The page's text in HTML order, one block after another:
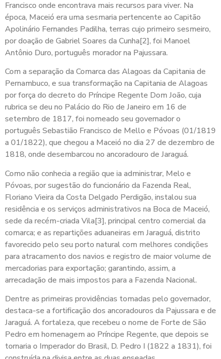
Francisco onde encontrava mais recursos para viver. Na
época, Maceió era uma sesmaria pertencente ao Capitão
Apolinário Fernandes Padilha, terras cujo primeiro sesmeiro,
por doação de Gabriel Soares da Cunha[2], foi Manoel
Antônio Duro, português morador na Pajussara.
Com a separação da Comarca das Alagoas da Capitania de
Pernambuco, e sua transformação na Capitania de Alagoas
por força do decreto do Príncipe Regente Dom João, cuja
rubrica se deu no Palácio do Rio de Janeiro em 16 de
setembro de 1817, foi nomeado seu governador o
português Sebastião Francisco de Mello e Póvoas (01/1819
a 01/1822), que chegou a Maceió no dia 27 de dezembro de
1818, onde desembarcou no ancoradouro de Jaraguá.
Como não conhecia a região que ia administrar, Melo e
Póvoas, por sugestão do funcionário da Fazenda Real,
Floriano Vieira da Costa Delgado Perdigão, instalou sua
residência e os serviços administrativos na Boca de Maceió,
sede da recém-criada Vila[3], principal centro comercial da
comarca; e as repartições aduaneiras em Jaraguá, distrito
favorecido pelo seu porto natural com melhores condições
para atracamento dos navios e registro de maior volume de
mercadorias para exportação; garantindo, assim, a
arrecadação de mais impostos para a Fazenda Nacional.
Dentre as primeiras providências tomadas pelo governador,
destaca-se a fortificação dos ancoradouros da Pajussara e de
Jaraguá. A fortaleza, que recebeu o nome de Forte de São
Pedro em homenagem ao Príncipe Regente, que depois se
tornaria o Imperador do Brasil, D. Pedro I (1822 a 1831), foi